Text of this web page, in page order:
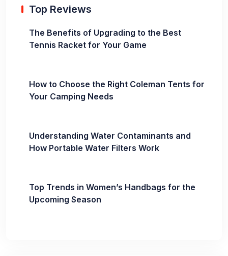
Top Reviews
The Benefits of Upgrading to the Best
Tennis Racket for Your Game
How to Choose the Right Coleman Tents for
Your Camping Needs
Understanding Water Contaminants and
How Portable Water Filters Work
Top Trends in Women’s Handbags for the
Upcoming Season